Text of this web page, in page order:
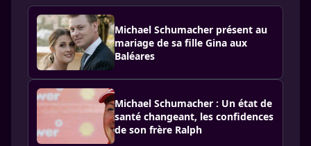
Michael Schumacher présent au
mariage de sa fille Gina aux
Baléares
Michael Schumacher : Un état de
santé changeant, les confidences
de son frère Ralph